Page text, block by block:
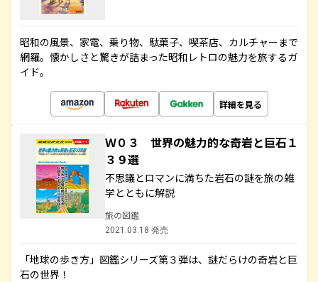
昭和の風景、家電、乗り物、駄菓子、喫茶店、カルチャーまで
網羅。懐かしさと驚きが詰まった昭和レトロの魅力を旅するガ
イド。
詳細を見る
Ｗ０３ 世界の魅力的な奇岩と巨石１
３９選
不思議とロマンに満ちた岩石の謎を旅の雑
学とともに解説
旅の図鑑
2021.03.18 発売
「地球の歩き方」図鑑シリーズ第３弾は、謎だらけの奇岩と巨
石の世界！